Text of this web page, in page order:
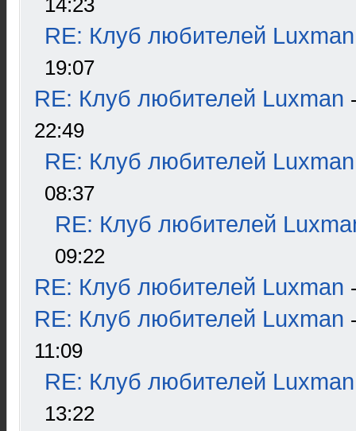
14:23
RE: Клуб любителей Luxman
19:07
RE: Клуб любителей Luxman
22:49
RE: Клуб любителей Luxman
08:37
RE: Клуб любителей
09:22
RE: Клуб любителей Luxman
RE: Клуб любителей Luxman
11:09
RE: Клуб любителей Luxman
13:22